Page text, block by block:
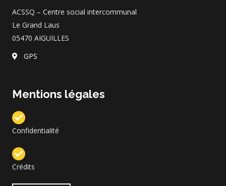
k a
m
p e
ACSSQ – Centre social intercommunal
Le Grand Laus
05470 AIGUILLES
GPS
Mentions légales
Confidentialité
Crédits